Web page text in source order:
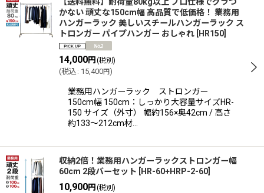
かない 頑丈な150cm幅 高品質で低価格！ 業務用
ハンガーラック 美しいスチールハンガーラック ス
トロンガー パイプハンガー おしゃれ [HR150]
14,000円(税別)
(税込 : 15,400円)
業務用ハンガーラック ストロンガー
150cm幅 150cm：しっかり大容量サイズHR-
150 サイズ（外寸） 幅約156×奥42cm / 高さ
約133〜212cm材…
収納2倍！業務用ハンガーラックストロンガー幅
60cm 2段バーセット [HR-60+HRP-2-60]
10,900円(税別)